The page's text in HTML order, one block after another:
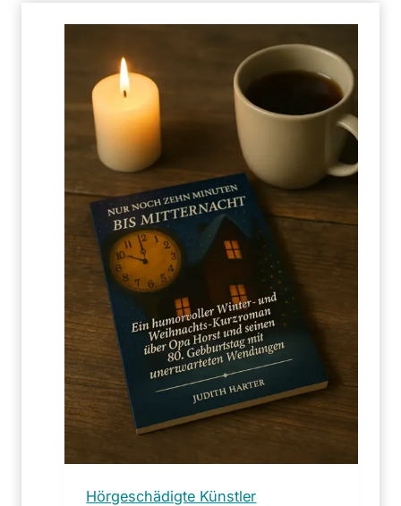
Hörgeschädigte Künstler